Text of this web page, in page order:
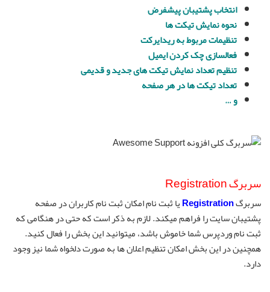
انتخاب پشتیبان پیشفرض
نحوه نمایش تیکت ها
تنظیمات مربوط به ریدایرکت
فعالسازی چک کردن ایمیل
تنظیم تعداد نمایش تیکت های جدید و قدیمی
تعداد تیکت ها در هر صفحه
و …
سربرگ Registration
سربرگRegistrationیا ثبت نام امکان ثبت نام کاربران در صفحه
پشتیبان سایت را فراهم میکند. لازم به ذکر است که حتی در هنگامی که
ثبت نام وردپرس شما خاموش باشد، میتوانید این بخش را فعال کنید.
همچنین در این بخش امکان تنظیم اعلان ها به صورت دلخواه شما نیز وجود
دارد.